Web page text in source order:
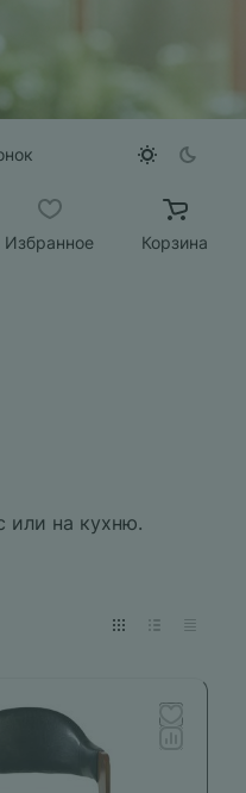
Избранное Корзина
или на кухню.